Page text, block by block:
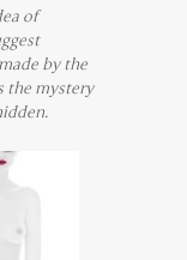
of
by the
the mystery